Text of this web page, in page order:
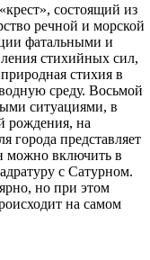
состоящий из
речной и морской
фатальными и
стихийных сил,
стихия в
среду. Восьмой
ситуациями, в
рождения, на
города представляет
можно включить в
с Сатурном.
но при этом
на самом